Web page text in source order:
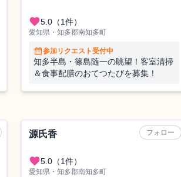
favorite5.0 （1件）
愛知県・知多郡南知多町
calendar_month参加リクエスト受付中
知多半島・篠島随一の眺望！客室清掃
＆食事配膳のおてつたびを募集！
フォロー
源氏香
favorite5.0 （1件）
愛知県・知多郡南知多町